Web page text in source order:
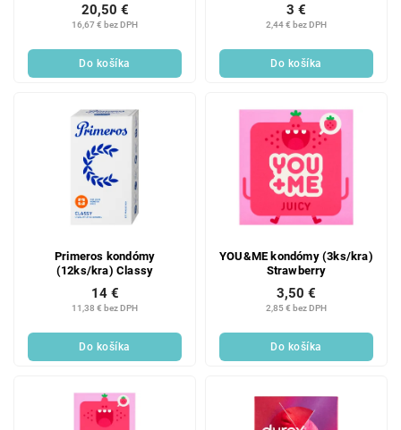
16,67 € bez DPH
20,50 €
Do košíka
2,44 € bez DPH
3 €
Do košíka
Primeros kondómy
(12ks/kra) Classy
11,38 € bez DPH
14 €
Do košíka
YOU&ME kondómy (3ks/kra)
Strawberry
2,85 € bez DPH
3,50 €
Do košíka